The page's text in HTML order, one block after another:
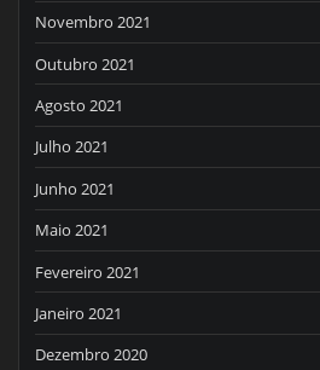
Novembro 2021
Outubro 2021
Agosto 2021
Julho 2021
Junho 2021
Maio 2021
Fevereiro 2021
Janeiro 2021
Dezembro 2020